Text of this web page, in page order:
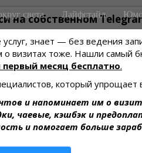
на собственном
знает — без ведения
о визитах тоже. Нашли самый
первый месяц бесплатно.
который упрощает
и напоминает им о
чаевые, кэшбэк и
и помогает больше
света Лайфстайл